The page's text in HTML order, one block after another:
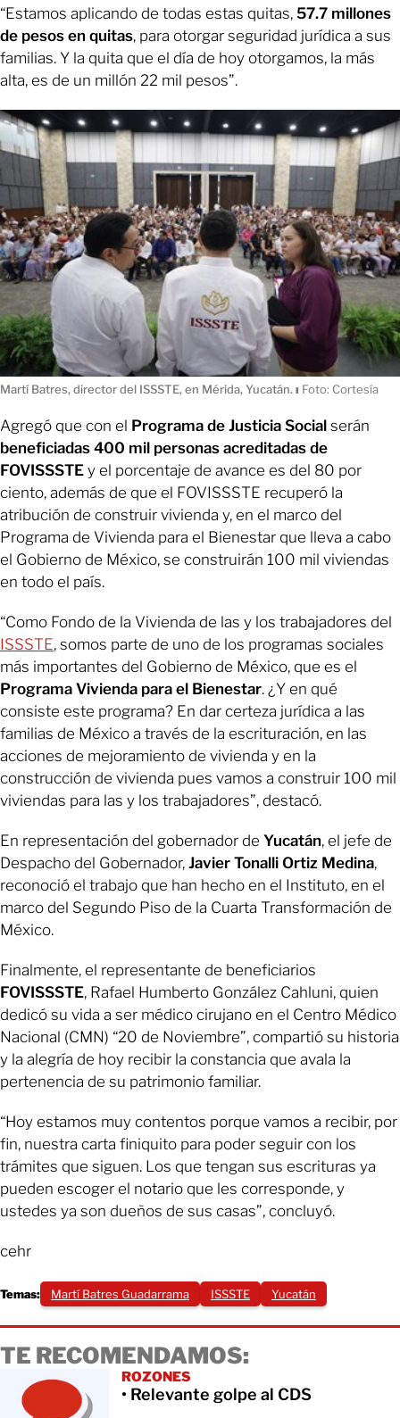
“Estamos aplicando de todas estas quitas, 57.7 millones
de pesos en quitas, para otorgar seguridad jurídica a sus
familias. Y la quita que el día de hoy otorgamos, la más
alta, es de un millón 22 mil pesos”.
Martí Batres, director del ISSSTE, en Mérida, Yucatán. ı Foto: Cortesía
Agregó que con el Programa de Justicia Social serán
beneficiadas 400 mil personas acreditadas de
FOVISSSTE y el porcentaje de avance es del 80 por
ciento, además de que el FOVISSSTE recuperó la
atribución de construir vivienda y, en el marco del
Programa de Vivienda para el Bienestar que lleva a cabo
el Gobierno de México, se construirán 100 mil viviendas
en todo el país.
“Como Fondo de la Vivienda de las y los trabajadores del
ISSSTE, somos parte de uno de los programas sociales
más importantes del Gobierno de México, que es el
Programa Vivienda para el Bienestar. ¿Y en qué
consiste este programa? En dar certeza jurídica a las
familias de México a través de la escrituración, en las
acciones de mejoramiento de vivienda y en la
construcción de vivienda pues vamos a construir 100 mil
viviendas para las y los trabajadores”, destacó.
En representación del gobernador de Yucatán, el jefe de
Despacho del Gobernador, Javier Tonalli Ortiz Medina,
reconoció el trabajo que han hecho en el Instituto, en el
marco del Segundo Piso de la Cuarta Transformación de
México.
Finalmente, el representante de beneficiarios
FOVISSSTE, Rafael Humberto González Cahluni, quien
dedicó su vida a ser médico cirujano en el Centro Médico
Nacional (CMN) “20 de Noviembre”, compartió su historia
y la alegría de hoy recibir la constancia que avala la
pertenencia de su patrimonio familiar.
“Hoy estamos muy contentos porque vamos a recibir, por
fin, nuestra carta finiquito para poder seguir con los
trámites que siguen. Los que tengan sus escrituras ya
pueden escoger el notario que les corresponde, y
ustedes ya son dueños de sus casas”, concluyó.
cehr
Temas: Martí Batres Guadarrama ISSSTE Yucatán
TE RECOMENDAMOS:
ROZONES
• Relevante golpe al CDS